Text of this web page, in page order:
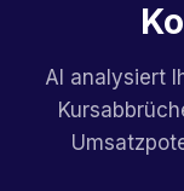
AI analysiert